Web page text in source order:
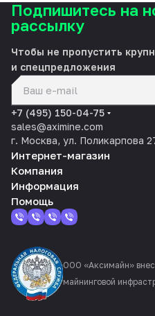
Подпишитесь на
рассылку
Чтобы не пропустить
и спецпредложения
+7 (495) 150-04-75
sales@aximine.com
г. Москва, ул. Поликарпова
Интернет-магазин
Компания
Информация
Помощь
ООО «Аксимайн»
майнинговой